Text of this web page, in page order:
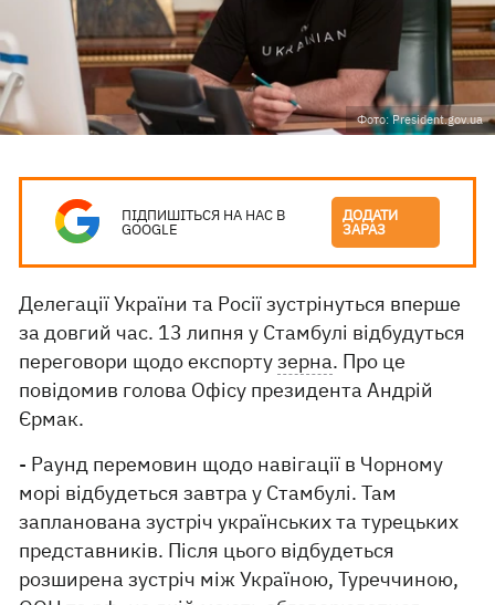
Фото: President.gov.ua
ПІДПИШІТЬСЯ НА НАС В
GOOGLE
ДОДАТИ
ЗАРАЗ
Делегації України та Росії зустрінуться вперше
за довгий час. 13 липня у Стамбулі відбудуться
переговори щодо експортузерна. Про це
повідомив голова Офісу президента Андрій
Єрмак.
- Раунд перемовин щодо навігації в Чорному
морі відбудеться завтра у Стамбулі. Там
запланована зустріч українських та турецьких
представників. Після цього відбудеться
розширена зустріч між Україною, Туреччиною,